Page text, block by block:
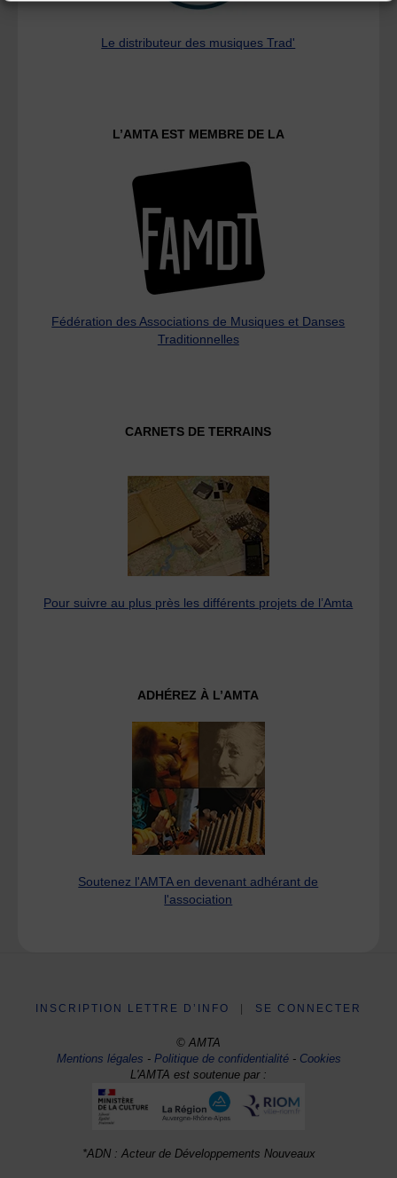
Le distributeur des musiques Trad'
L’AMTA EST MEMBRE DE LA
Fédération des Associations de Musiques et Danses
Traditionnelles
CARNETS DE TERRAINS
Pour suivre au plus près les différents projets de l’Amta
ADHÉREZ À L’AMTA
Soutenez l'AMTA en devenant adhérant de
l'association
INSCRIPTION LETTRE D’INFO SE CONNECTER
© AMTA
Mentions légales -Politique de confidentialité- Cookies
L'AMTA est soutenue par :
*ADN : Acteur de Développements Nouveaux